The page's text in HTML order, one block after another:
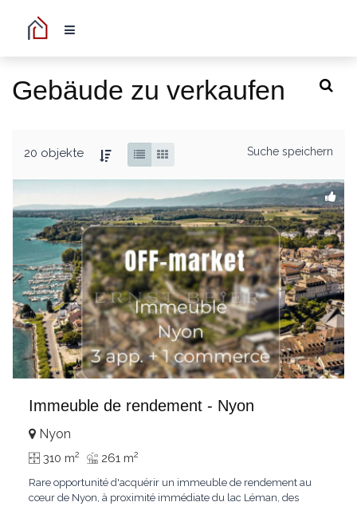
Gebäude zu verkaufen
20 objekte Suche speichern
Immeuble de rendement - Nyon
Nyon
310 m2 261 m2
Rare opportunité d'acquérir un immeuble de rendement au
cœur de Nyon, à proximité immédiate du lac Léman, des